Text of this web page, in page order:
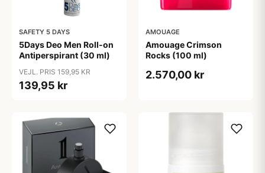
SAFETY 5 DAYS
5Days Deo Men Roll-on
Antiperspirant (30 ml)
VEJL. PRIS 159,95 KR
139,95 kr
AMOUAGE
Amouage Crimson
Rocks (100 ml)
2.570,00 kr